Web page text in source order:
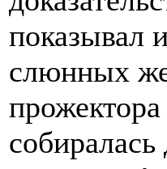
показывал
слюнных